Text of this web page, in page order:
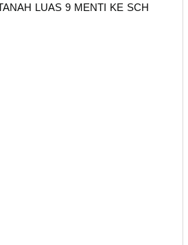
LUAS 9 MENTI KE SCH